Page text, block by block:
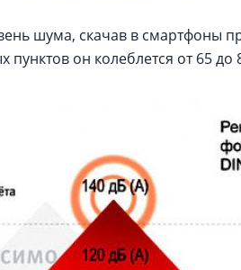
шума, скачав в смартфоны
он колеблется от 65 до